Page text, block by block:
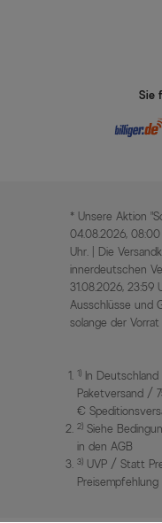
Sie
* Unsere Aktion
04.08.2026, 08:00
Uhr. | Die
innerdeutschen
31.08.2026, 23:59
Ausschlüsse und
solange der
1) In
Paketversand /
€
2) Siehe
in den AGB
3) UVP / Statt